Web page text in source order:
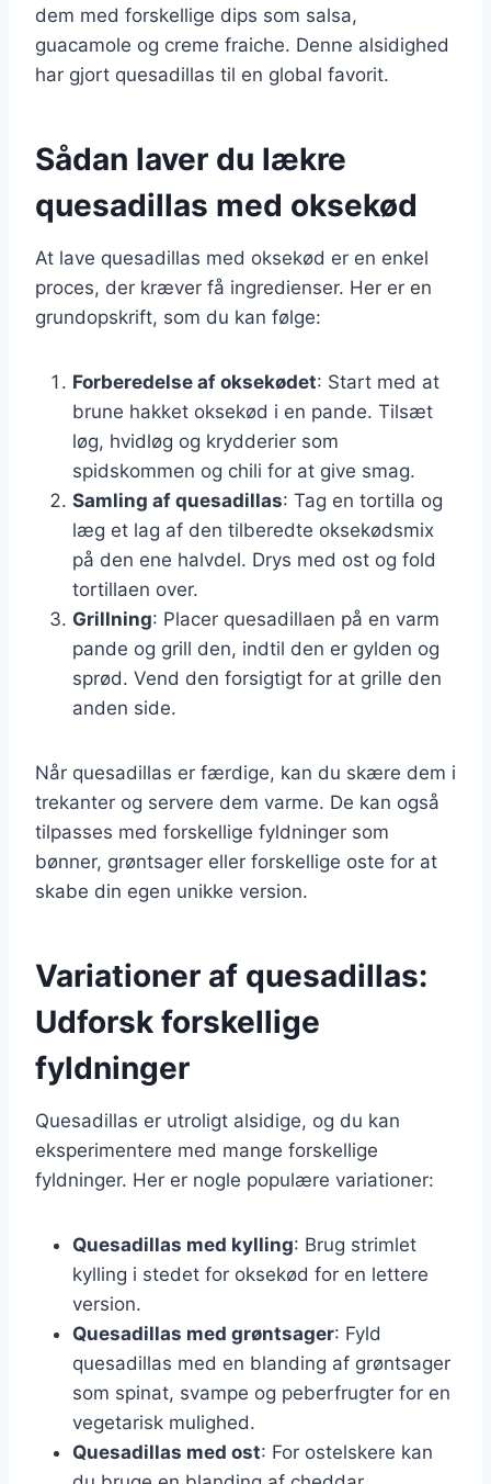
dem med forskellige dips som salsa,
guacamole og creme fraiche. Denne alsidighed
har gjort quesadillas til en global favorit.
Sådan laver du lækre
quesadillas med oksekød
At lave quesadillas med oksekød er en enkel
proces, der kræver få ingredienser. Her er en
grundopskrift, som du kan følge:
Forberedelse af oksekødet: Start med at
brune hakket oksekød i en pande. Tilsæt
løg, hvidløg og krydderier som
spidskommen og chili for at give smag.
Samling af quesadillas: Tag en tortilla og
læg et lag af den tilberedte oksekødsmix
på den ene halvdel. Drys med ost og fold
tortillaen over.
Grillning: Placer quesadillaen på en varm
pande og grill den, indtil den er gylden og
sprød. Vend den forsigtigt for at grille den
anden side.
Når quesadillas er færdige, kan du skære dem i
trekanter og servere dem varme. De kan også
tilpasses med forskellige fyldninger som
bønner, grøntsager eller forskellige oste for at
skabe din egen unikke version.
Variationer af quesadillas:
Udforsk forskellige
fyldninger
Quesadillas er utroligt alsidige, og du kan
eksperimentere med mange forskellige
fyldninger. Her er nogle populære variationer:
Quesadillas med kylling: Brug strimlet
kylling i stedet for oksekød for en lettere
version.
Quesadillas med grøntsager: Fyld
quesadillas med en blanding af grøntsager
som spinat, svampe og peberfrugter for en
vegetarisk mulighed.
Quesadillas med ost: For ostelskere kan